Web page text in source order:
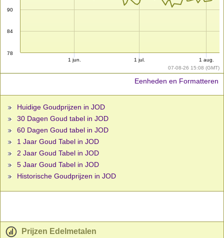
07-08-26 15:08 (GMT)
78
84
90
1 jun. 1 jul. 1 aug.
Eenheden en Formatteren
Huidige Goudprijzen in JOD
30 Dagen Goud tabel in JOD
60 Dagen Goud tabel in JOD
1 Jaar Goud Tabel in JOD
2 Jaar Goud Tabel in JOD
5 Jaar Goud Tabel in JOD
Historische Goudprijzen in JOD
Prijzen Edelmetalen